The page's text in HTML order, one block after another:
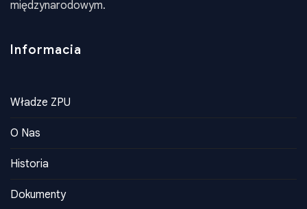
międzynarodowym.
Informacia
Władze ZPU
O Nas
Historia
Dokumenty